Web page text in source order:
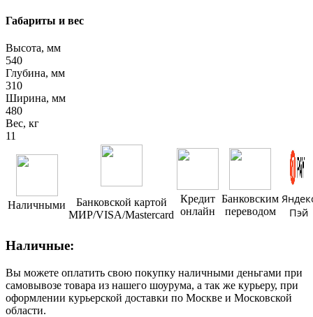
Габариты и вес
Высота, мм
540
Глубина, мм
310
Ширина, мм
480
Вес, кг
11
Наличными
Банковской картой
МИР/VISA/Mastercard
Кредит
онлайн
Банковским
переводом
Пэй
Наличные:
Вы можете оплатить свою покупку наличными деньгами при
самовывозе товара из нашего шоурума, а так же курьеру, при
оформлении курьерской доставки по Москве и Московской
области.